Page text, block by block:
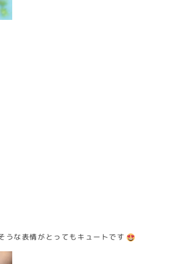
うな表情がとってもキュートです